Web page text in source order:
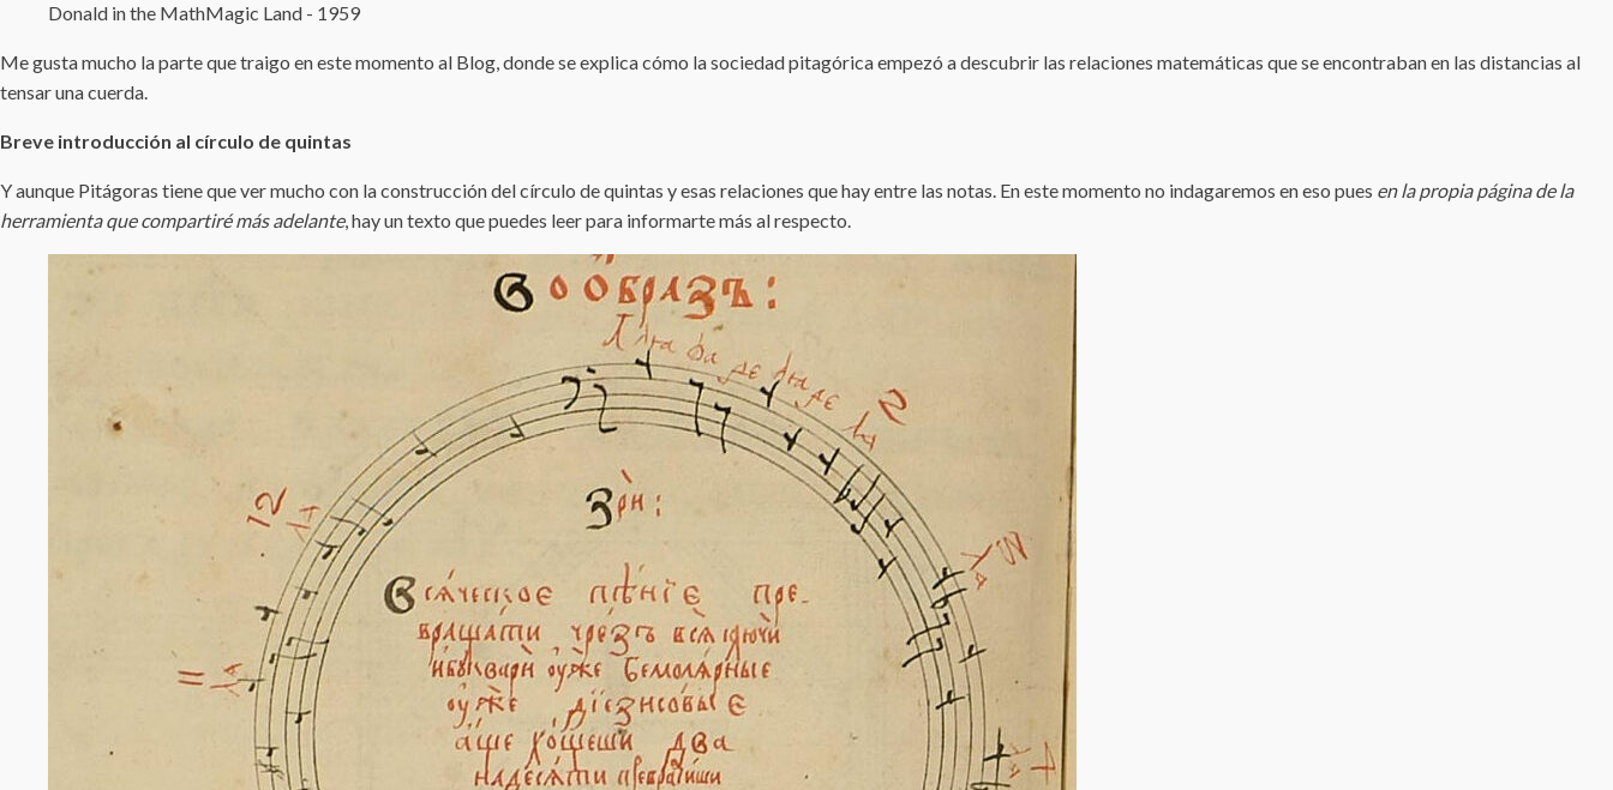
Donald in the MathMagic Land - 1959
Me gusta mucho la parte que traigo en este momento al Blog, donde se explica cómo la sociedad pitagórica empezó a descubrir las relaciones matemáticas que se encontraban en las distancias al
tensar una cuerda.
Breve introducción al círculo de quintas
Y aunque Pitágoras tiene que ver mucho con la construcción del círculo de quintas y esas relaciones que hay entre las notas. En este momento no indagaremos en eso pues en la propia página de la
herramienta que compartiré más adelante, hay un texto que puedes leer para informarte más al respecto.